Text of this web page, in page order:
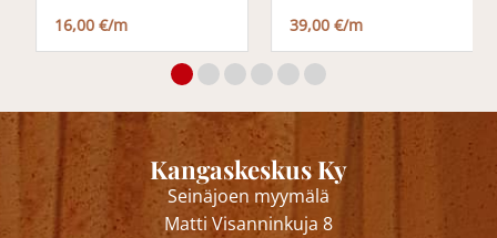
16,00 €/m 39,00 €/m
Kangaskeskus Ky
Seinäjoen myymälä
Matti Visanninkuja 8